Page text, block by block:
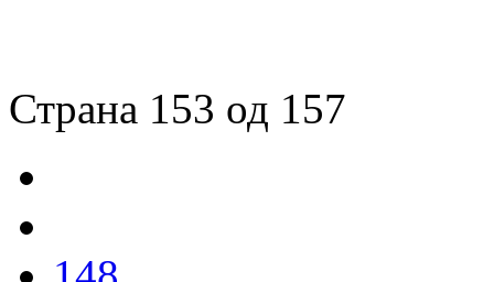
Страна 153 од 157